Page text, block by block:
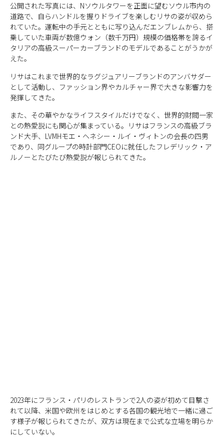
公開された写真には、Nソウルタワーを正面に望むソウル市内の
道路で、自らハンドルを握りドライブを楽しむリサの姿が収めら
れていた。運転中の手元とともに写り込んだエンブレムから、搭
乗していた車両が数億ウォン（数千万円）規模の価格帯を誇るイ
タリアの高級スーパーカーブランドのモデルであることがうかが
えた。
リサはこれまで世界的なラグジュアリーブランドのアンバサダー
として活動し、ファッション界やカルチャー界で大きな影響力を
発揮してきた。
また、その華やかなライフスタイルだけでなく、世界的財閥一家
との熱愛説にも関心が集まっている。リサはフランスの高級ブラ
ンド大手、LVMHモエ・ヘネシー・ルイ・ヴィトンの会長の四男
であり、同グループの時計部門CEOに就任したフレデリック・ア
ルノーとたびたび熱愛説が報じられてきた。
2023年にフランス・パリのレストランで2人の姿が初めて目撃さ
れて以降、米国や欧州をはじめとする各国の観光地で一緒に過ご
す様子が報じられてきたが、双方は現在まで公式な立場を明らか
にしていない。